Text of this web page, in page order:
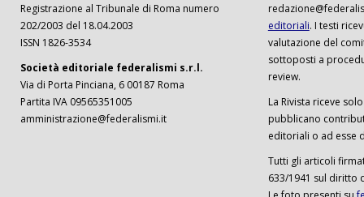
Registrazione al Tribunale di Roma numero
202/2003 del 18.04.2003
ISSN 1826-3534
Società editoriale federalismi s.r.l.
Via di Porta Pinciana, 6 00187 Roma
Partita IVA 09565351005
amministrazione@federalismi.it
editoriali. I testi
valutazione del
sottoposti a
review.
La Rivista riceve
pubblicano
editoriali o ad esse
Tutti gli articoli
633/1941 sul diritto